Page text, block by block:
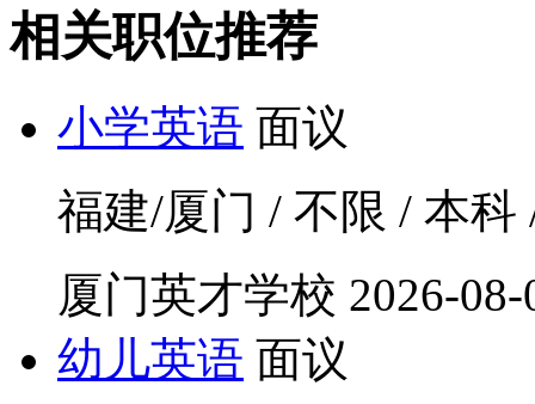
相关职位推荐
小学英语 面议
福建/厦门 / 不限 / 本科
厦门英才学校 2026-08-
幼儿英语 面议